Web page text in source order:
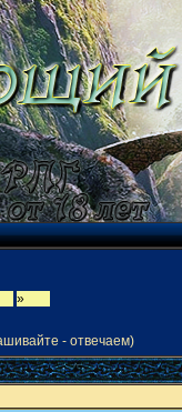
»
- отвечаем)